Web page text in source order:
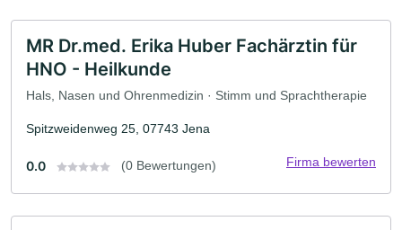
MR Dr.med. Erika Huber Fachärztin für
HNO - Heilkunde
Hals, Nasen und Ohrenmedizin · Stimm und Sprachtherapie
Spitzweidenweg 25, 07743 Jena
0.0 (0 Bewertungen) Firma bewerten